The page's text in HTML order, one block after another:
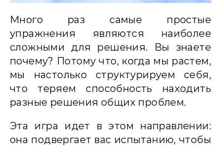
Много раз самые простые
упражнения являются наиболее
сложными для решения. Вы знаете
почему? Потому что, когда мы растем,
мы настолько структурируем себя,
что теряем способность находить
разные решения общих проблем.
Эта игра идет в этом направлении:
она подвергает вас испытанию, чтобы